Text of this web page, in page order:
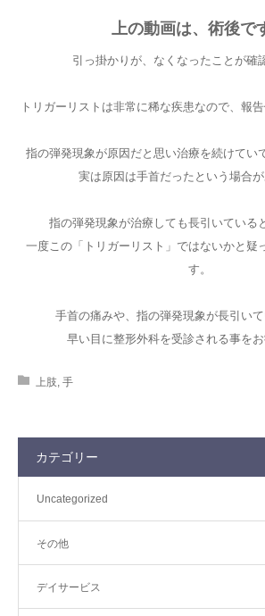
上の動画は、術後で
引っ掛かりが、なくなったことが確
トリガーリストは非常に稀な疾患なので、報
指の弾発現象が原因だと思い治療を続けてい
実は原因は手首だったという場合が
指の弾発現象が治療しても長引いている
一度この「トリガーリスト」ではないかと疑
す。
手首の痛みや、指の弾発現象が長引いて
早い目に整形外科を受診される事をお
上肢, 手
カテゴリー
Uncategorized
その他
デイサービス